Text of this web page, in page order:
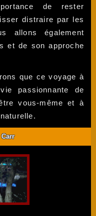
de rester
distraire par les
allons également
et de son approche
que ce voyage à
passionnante de
vous-même et à
Carr